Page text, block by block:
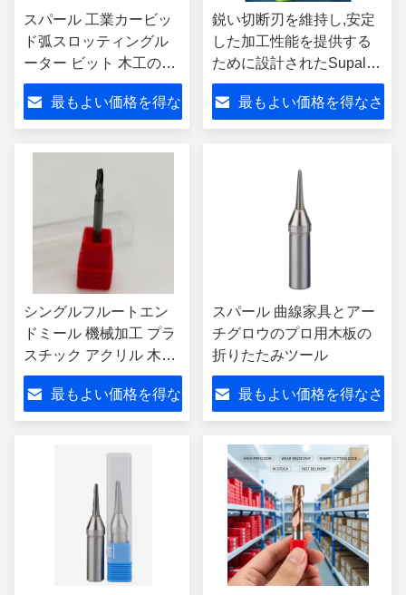
スパール 工業カービッ
ド弧スロッティングル
ーター ビット 木工の折
りたたみ
最もよい価格を得な
鋭い切断刃を維持し,安定
した加工性能を提供する
ために設計されたSupal
Long Life Carbideシング
ルフルートフライリング
ツール
最もよい価格を得なさ
シングルフルートエン
ドミール 機械加工 プラ
スチック アクリル 木工
アルミ
最もよい価格を得な
スパール 曲線家具とアー
チグロウのプロ用木板の
折りたたみツール
最もよい価格を得なさ